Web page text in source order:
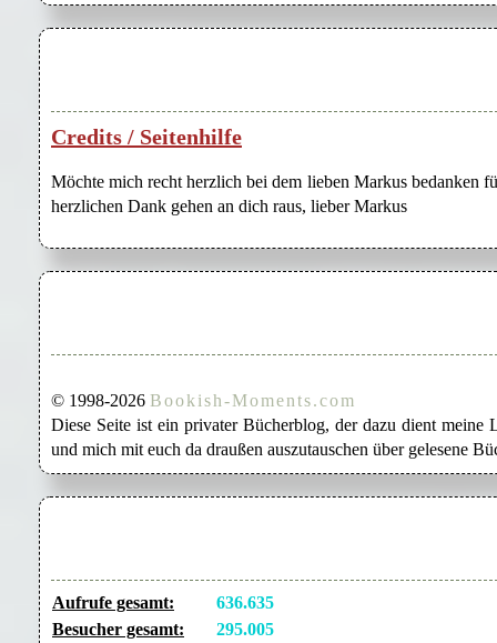
Credits / Seitenhilfe
Möchte mich recht herzlich bei dem lieben Markus bedanken
herzlichen Dank gehen an dich raus, lieber Markus
© 1998-2026 Bookish-Moments.com
Diese Seite ist ein privater Bücherblog, der dazu dient meine
und mich mit euch da draußen auszutauschen über gelesene
Aufrufe gesamt:
636.635
Besucher gesamt:
295.005